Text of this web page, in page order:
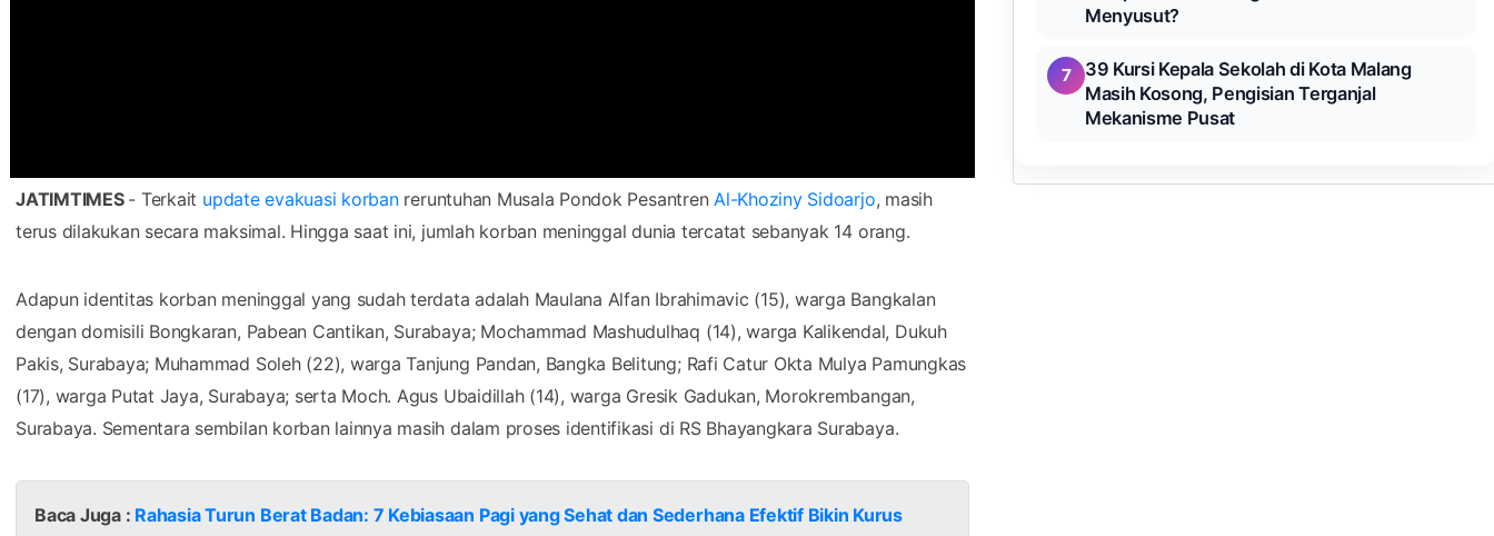
JATIMTIMES - Terkait update evakuasi korban reruntuhan Musala Pondok Pesantren Al-Khoziny Sidoarjo, masih
terus dilakukan secara maksimal. Hingga saat ini, jumlah korban meninggal dunia tercatat sebanyak 14 orang.
Adapun identitas korban meninggal yang sudah terdata adalah Maulana Alfan Ibrahimavic (15), warga Bangkalan
dengan domisili Bongkaran, Pabean Cantikan, Surabaya; Mochammad Mashudulhaq (14), warga Kalikendal, Dukuh
Pakis, Surabaya; Muhammad Soleh (22), warga Tanjung Pandan, Bangka Belitung; Rafi Catur Okta Mulya Pamungkas
(17), warga Putat Jaya, Surabaya; serta Moch. Agus Ubaidillah (14), warga Gresik Gadukan, Morokrembangan,
Surabaya. Sementara sembilan korban lainnya masih dalam proses identifikasi di RS Bhayangkara Surabaya.
Baca Juga : Rahasia Turun Berat Badan: 7 Kebiasaan Pagi yang Sehat dan Sederhana Efektif Bikin Kurus
Menyusut?
7
39 Kursi Kepala Sekolah di Kota Malang
Masih Kosong, Pengisian Terganjal
Mekanisme Pusat